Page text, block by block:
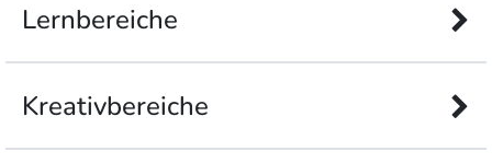
Lernbereiche
Kreativbereiche